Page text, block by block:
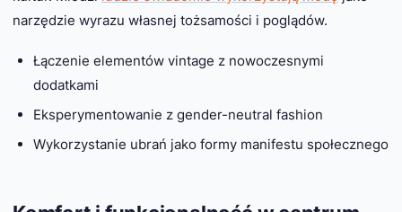
narzędzie wyrazu własnej tożsamości i poglądów.
Łączenie elementów vintage z nowoczesnymi
dodatkami
Eksperymentowanie z gender-neutral fashion
Wykorzystanie ubrań jako formy manifestu społecznego